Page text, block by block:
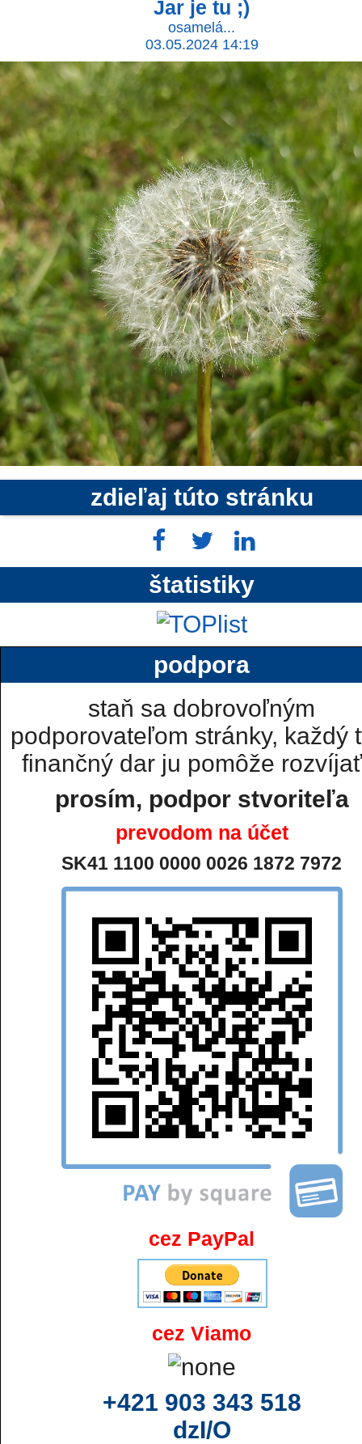
Jar je tu ;)
osamelá...
03.05.2024 14:19
zdieľaj túto stránku
štatistiky
podpora
staň sa dobrovoľným
podporovateľom stránky, každý
finančný dar ju pomôže
prosím, podpor stvoriteľa
prevodom na účet
SK41 1100 0000 0026 1872 7972
cez PayPal
cez Viamo
+421 903 343 518
dzI/O